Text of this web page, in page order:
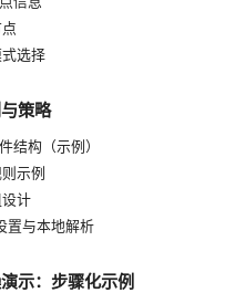
选择
策略
结构（示例）
示例
计
置与本地解析
示：步骤化示例